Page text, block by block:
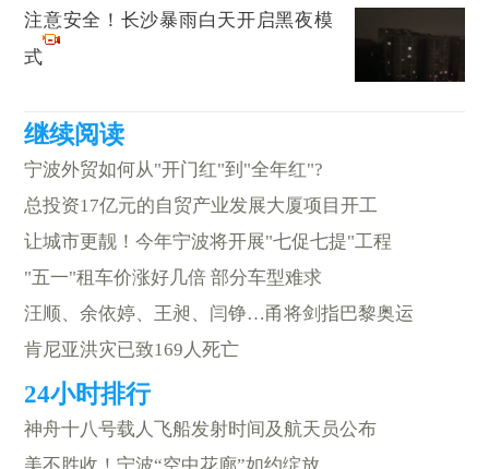
注意安全！长沙暴雨白天开启黑夜模
式
宁波外贸如何从"开门红"到"全年红"?
总投资17亿元的自贸产业发展大厦项目开工
让城市更靓！今年宁波将开展"七促七提"工程
"五一"租车价涨好几倍 部分车型难求
汪顺、余依婷、王昶、闫铮…甬将剑指巴黎奥运
肯尼亚洪灾已致169人死亡
神舟十八号载人飞船发射时间及航天员公布